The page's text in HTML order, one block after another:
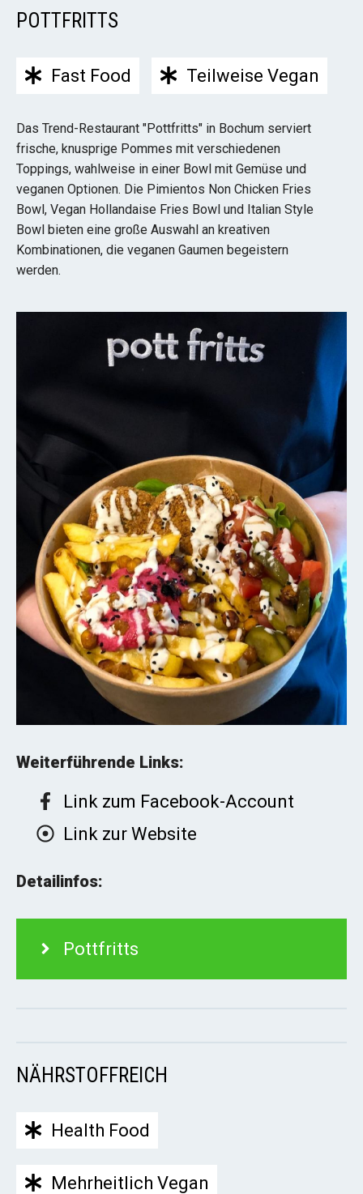
POTTFRITTS
Fast Food Teilweise Vegan
Das Trend-Restaurant "Pottfritts" in Bochum serviert
frische, knusprige Pommes mit verschiedenen
Toppings, wahlweise in einer Bowl mit Gemüse und
veganen Optionen. Die Pimientos Non Chicken Fries
Bowl, Vegan Hollandaise Fries Bowl und Italian Style
Bowl bieten eine große Auswahl an kreativen
Kombinationen, die veganen Gaumen begeistern
werden.
Weiterführende Links:
Link zum Facebook-Account
Link zur Website
Detailinfos:
Pottfritts
NÄHRSTOFFREICH
Health Food
Mehrheitlich Vegan